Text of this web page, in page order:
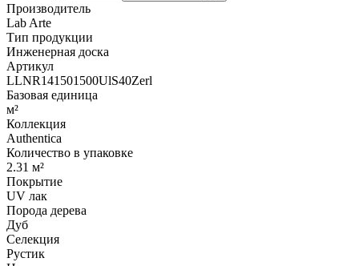
Производитель
Lab Arte
Тип продукции
Инженерная доска
Артикул
LLNR141501500UlS40Zerl
Базовая единица
м²
Коллекция
Authentica
Количество в упаковке
2.31 м²
Покрытие
UV лак
Порода дерева
Дуб
Селекция
Рустик